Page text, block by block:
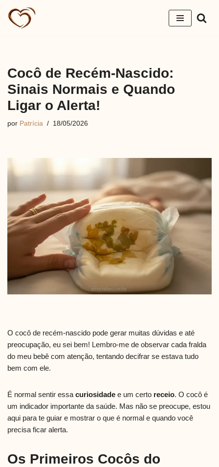
Pular
Cocô de Recém-Nascido:
Sinais Normais e Quando
Ligar o Alerta!
por Patrícia 18/05/2026
O cocô de recém-nascido pode gerar muitas dúvidas e até
preocupação, eu sei bem! Lembro-me de observar cada fralda
do meu bebê com atenção, tentando decifrar se estava tudo
bem com ele.
É normal sentir essa curiosidade e um certo receio. O cocô é
um indicador importante da saúde. Mas não se preocupe, estou
aqui para te guiar e mostrar o que é normal e quando você
precisa ficar alerta.
Os Primeiros Cocôs do